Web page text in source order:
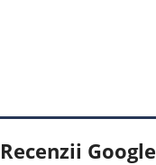
Recenzii Google